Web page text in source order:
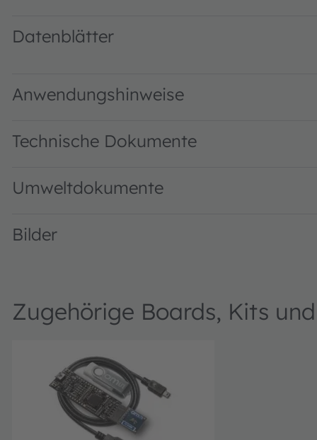
Datenblätter
Anwendungshinweise
Technische Dokumente
Umweltdokumente
Bilder
Zugehörige Boards, Kits